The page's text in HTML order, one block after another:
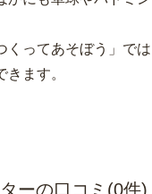
くってあそぼう」で
ます。
ーの口コミ(0件)